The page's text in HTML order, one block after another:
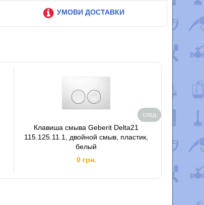
УМОВИ ДОСТАВКИ
Клавиша смыва Geberit Delta21
115.125.11.1, двойной смыв, пластик,
белый
0 грн.
след